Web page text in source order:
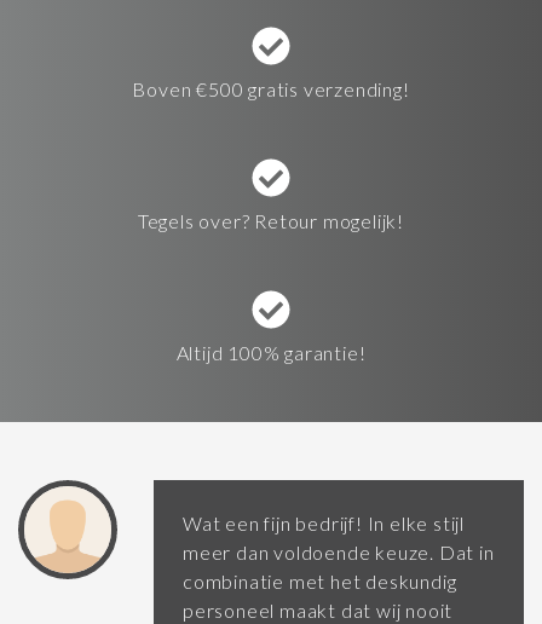
Boven €500 gratis verzending!
Tegels over? Retour mogelijk!
Altijd 100% garantie!
Wat een fijn bedrijf! In elke stijl
meer dan voldoende keuze. Dat in
combinatie met het deskundig
personeel maakt dat wij nooit